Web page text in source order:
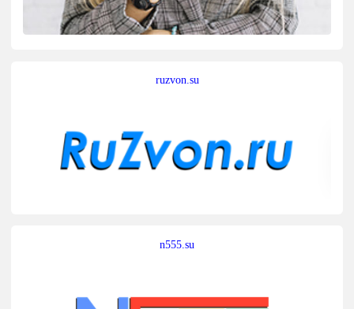
ruzvon.su
n555.su